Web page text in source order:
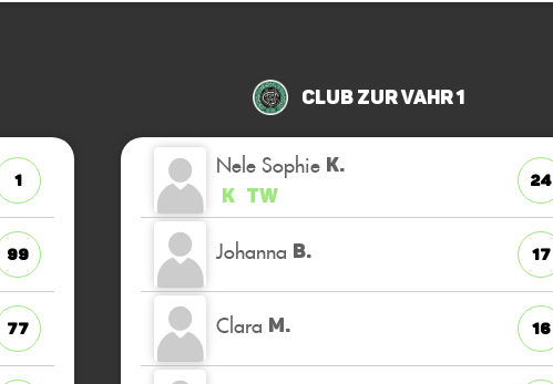
1
99
77
Club zur Vahr 1
Nele Sophie K.
K TW
24
Johanna B. 17
Clara M. 16